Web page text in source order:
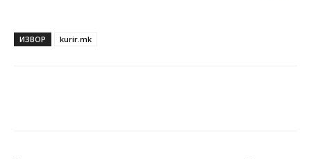
ИЗВОР kurir.mk